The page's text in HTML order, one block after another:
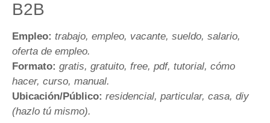
B2B
Empleo: trabajo, empleo, vacante, sueldo, salario,
oferta de empleo.
Formato: gratis, gratuito, free, pdf, tutorial, cómo
hacer, curso, manual.
Ubicación/Público: residencial, particular, casa, diy
(hazlo tú mismo).